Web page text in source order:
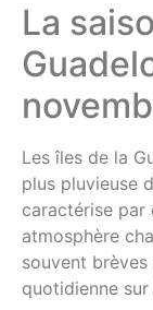
La
Les îles de la
plus pluvieuse
caractérise par
atmosphère
souvent
quotidienne